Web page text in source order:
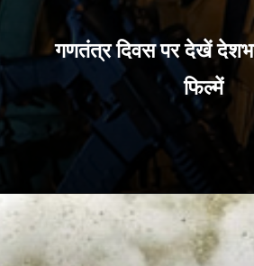
गणतंत्र दिवस पर देखें
फिल्में